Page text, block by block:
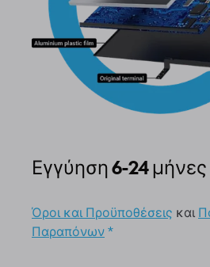
Εγγύηση 6-24 μήνες
Όροι και Προϋποθέσεις και
Παραπόνων *